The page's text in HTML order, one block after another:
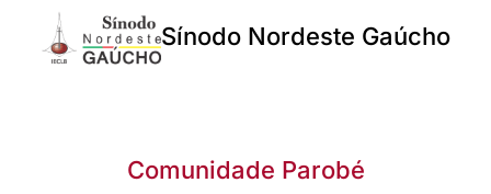
Sínodo Nordeste Gaúcho
Comunidade Parobé